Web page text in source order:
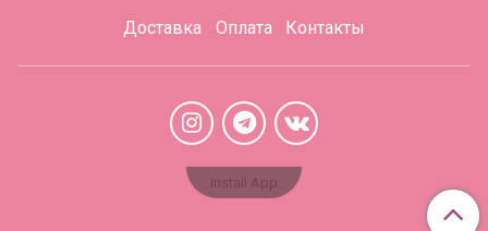
Доставка Оплата Контакты
Install App